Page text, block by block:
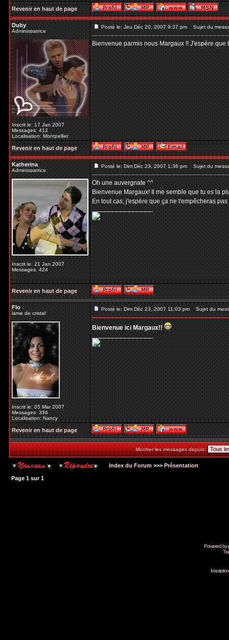
Revenir en haut de page
Duby
Administratrice
Inscrit le: 17 Jan 2007
Messages: 412
Localisation: Montpellier
Posté le: Jeu Déc 20, 2007 9:37 pm Sujet du
Bienvenue parmis nous Margaux !! J'espère
Revenir en haut de page
Katherina
Administratrice
Inscrit le: 21 Jan 2007
Messages: 424
Posté le: Dim Déc 23, 2007 1:38 pm Sujet du
Oh une auvergnate ^^
Bienvenue Margaux! Il me semble que tu es la
En tout cas, j'espère que ça ne t'empêcheras
_________________
Revenir en haut de page
Flo
lame de cristal
Inscrit le: 05 Mar 2007
Messages: 336
Localisation: Nancy
Posté le: Dim Déc 23, 2007 11:03 pm Sujet du
Bienvenue ici Margaux!!
_________________
Revenir en haut de page
Montrer les messages depuis:
Index du Forum >>> Présentation
Page 1 sur1
Powered by